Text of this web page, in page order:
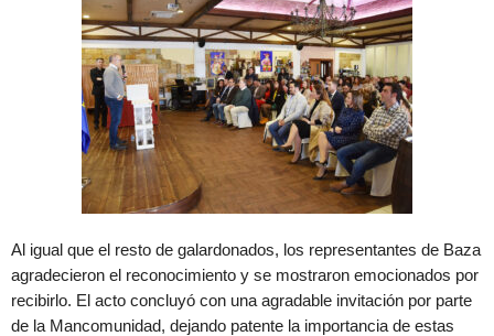
Al igual que el resto de galardonados, los representantes de Baza
agradecieron el reconocimiento y se mostraron emocionados por
recibirlo. El acto concluyó con una agradable invitación por parte
de la Mancomunidad, dejando patente la importancia de estas